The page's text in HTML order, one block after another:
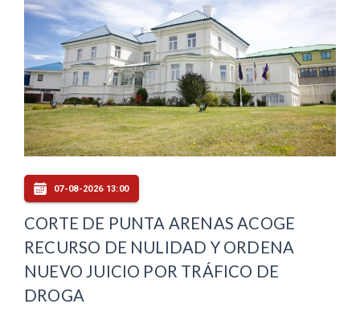
07-08-2026 13:00
CORTE DE PUNTA ARENAS ACOGE
RECURSO DE NULIDAD Y ORDENA
NUEVO JUICIO POR TRÁFICO DE
DROGA